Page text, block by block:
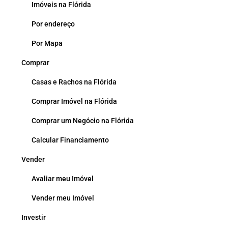
Imóveis na Flórida
Por endereço
Por Mapa
Comprar
Casas e Rachos na Flórida
Comprar Imóvel na Flórida
Comprar um Negócio na Flórida
Calcular Financiamento
Vender
Avaliar meu Imóvel
Vender meu Imóvel
Investir